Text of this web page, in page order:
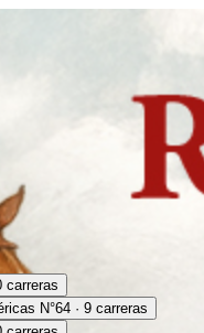
carreras
N°64 · 9 carreras